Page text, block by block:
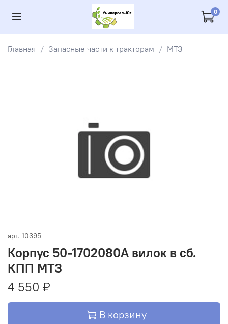
0
Главная Запасные части к тракторам МТЗ
арт. 10395
Корпус 50-1702080А вилок в сб.
КПП МТЗ
4 550 ₽
В корзину